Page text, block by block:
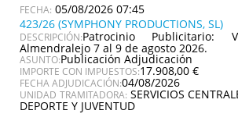
05/08/2026 07:45
423/26 (SYMPHONY PRODUCTIONS, SL)
DESCRIPCIÓN:Patrocinio Publicitario:
Almendralejo 7 al 9 de agosto 2026.
ASUNTO:Publicación Adjudicación
IMPORTE CON IMPUESTOS:17.908,00 €
FECHA ADJUDICACIÓN:04/08/2026
UNIDAD TRAMITADORA: SERVICIOS
DEPORTE Y JUVENTUD